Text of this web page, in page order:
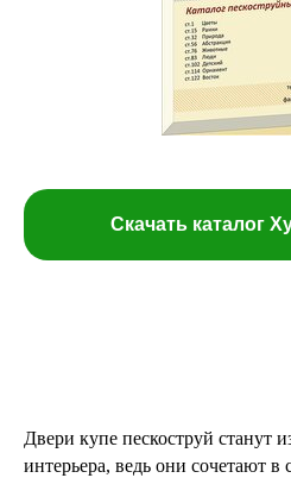
Скачать каталог
Двери купе пескоструй станут
интерьера, ведь они сочетают в